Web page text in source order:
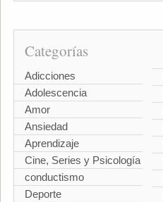
Categorías
Adicciones
Adolescencia
Amor
Ansiedad
Aprendizaje
Cine, Series y Psicología
conductismo
Deporte